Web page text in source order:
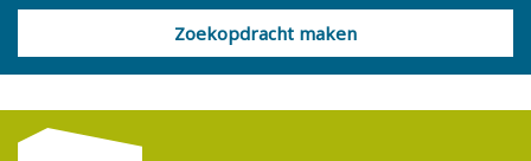
Zoekopdracht maken